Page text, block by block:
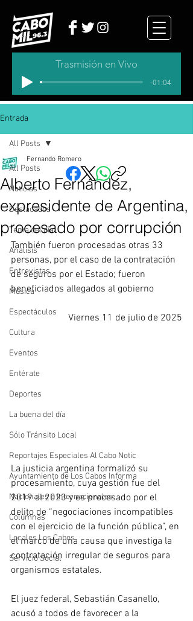
Trasmisión en Vivo
-01:04
Entrada
All Posts
Noticias
Destacados
Tema del dia
Analisis
Entrevistas
Música
Espectáculos
Cultura
Eventos
Entérate
Deportes
La buena del día
Sólo Tránsito Local
Reportajes Especiales Al Cabo Notic
Ayuntamiento de Los Cabos Informa
Nacionales e Internacionales
Columnas
Locales Los Cabos
Servicio Social
All Posts
Alberto Fernández,
expresidente de Argentina,
procesado por corrupción
Fernando Romero
También fueron procesadas otras 33
personas, por el caso de la contratación
de seguros por el Estado; fueron
beneficiados allegados al gobierno
Viernes 11 de julio de 2025
La justicia argentina formalizó su
procesamiento, cuya gestión fue del
2019 al 2023 y es procesado por el
delito de “negociaciones incompatibles
con el ejercicio de la función pública”, en
el marco de una causa que investiga la
contratación irregular de seguros para
organismos estatales.
El juez federal, Sebastián Casanello,
acusó a todos de favorecer a la